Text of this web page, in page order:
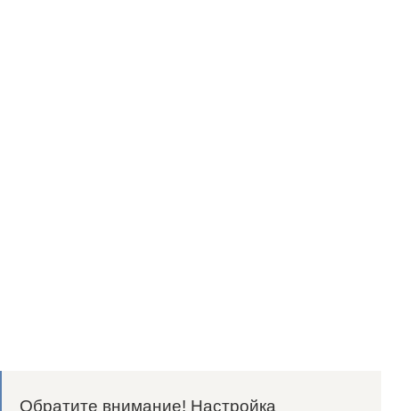
Обратите внимание! Настройка